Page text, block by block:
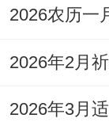
下表整理了
宅或移徙的
其农历月份